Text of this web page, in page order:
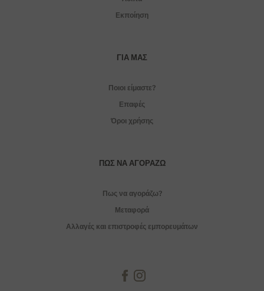
Εκποίηση
ΓΙΑ ΜΑΣ
Ποιοι είμαστε?
Επαφές
Όροι χρήσης
ΠΏΣ ΝΑ ΑΓΟΡΆΖΩ
Πως να αγοράζω?
Μεταφορά
Αλλαγές και επιστροφές εμπορευμάτων